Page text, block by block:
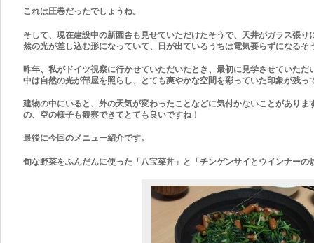
これは圧巻だったでしょうね。
そして、現在建設中の新園舎も見せていただけたそうで、天井がガラス張り
然の光が差し込む形になっていて、日が出ているうちは電気要らずになるそ
昨年、私がドイツ視察に行かせていただいたとき、最初に見学させていた
中は自然の光が部屋を照らし、とても爽やかな空間を彩っていた印象が残っ
建物の中にいると、外の天気が変わったことなどに気付かないことがありま
の、空の様子も観察できてとても良いですね！
最後に今回のメニュー紹介です。
旬な野菜をふんだんに使った「八宝菜丼」と「チンゲンサイとウインナーの